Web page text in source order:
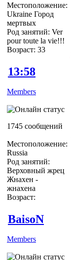
Местоположение:
Ukraine Город
мертвых
Род занятий: Ver
pour toute la vie!!!
Возраст: 33
13:58
Members
1745 сообщений
Местоположение:
Russia
Род занятий:
Верховный жрец
Жнахен -
жнахена
Возраст:
BaisoN
Members